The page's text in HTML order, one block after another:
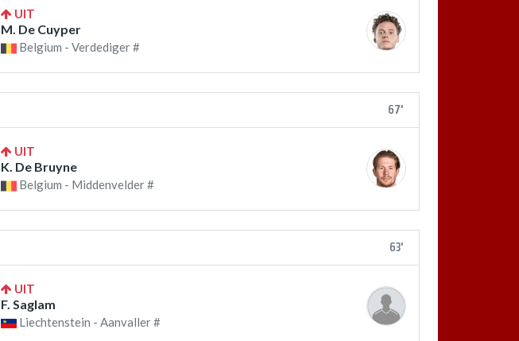
UIT
M. De Cuyper
Belgium - Verdediger #
67'
UIT
K. De Bruyne
Belgium - Middenvelder #
63'
UIT
F. Saglam
Liechtenstein - Aanvaller #